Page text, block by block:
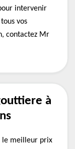
intervenir
vos
contactez Mr
à
le meilleur prix